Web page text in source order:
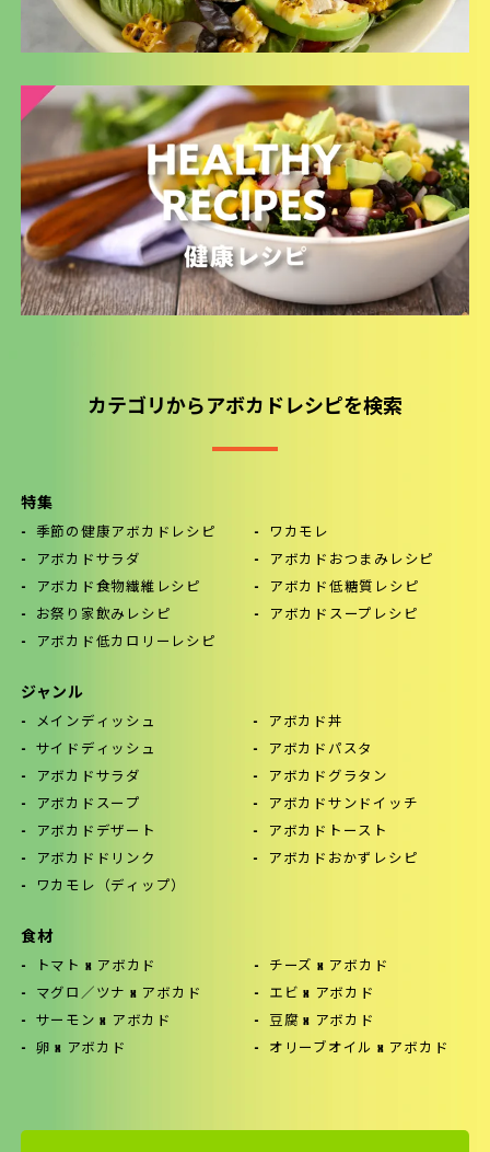
カテゴリからアボカドレシピを検索
特集
季節の健康アボカドレシピ ワカモレ
アボカドサラダ アボカドおつまみレシピ
アボカド食物繊維レシピ アボカド低糖質レシピ
お祭り家飲みレシピ アボカドスープレシピ
アボカド低カロリーレシピ
ジャンル
メインディッシュ
サイドディッシュ
アボカドサラダ
アボカドスープ
アボカドデザート
アボカドドリンク
ワカモレ（ディップ）
アボカド丼
アボカドパスタ
アボカドグラタン
アボカドサンドイッチ
アボカドトースト
アボカドおかずレシピ
食材
トマト x アボカド チーズ x アボカド
マグロ／ツナ x アボカド エビ x アボカド
サーモン x アボカド 豆腐 x アボカド
卵 x アボカド オリーブオイル x アボカド